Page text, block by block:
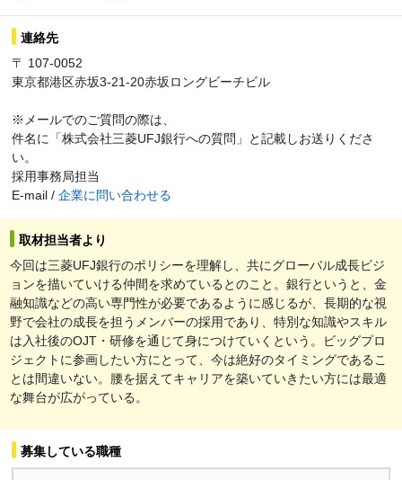
連絡先
〒 107-0052
東京都港区赤坂3-21-20赤坂ロングビーチビル
※メールでのご質問の際は、
件名に「株式会社三菱UFJ銀行への質問」と記載しお送りくださ
い。
採用事務局担当
E-mail / 企業に問い合わせる
取材担当者より
今回は三菱UFJ銀行のポリシーを理解し、共にグローバル成長ビジ
ョンを描いていける仲間を求めているとのこと。銀行というと、金
融知識などの高い専門性が必要であるように感じるが、長期的な視
野で会社の成長を担うメンバーの採用であり、特別な知識やスキル
は入社後のOJT・研修を通じて身につけていくという。ビッグプロ
ジェクトに参画したい方にとって、今は絶好のタイミングであるこ
とは間違いない。腰を据えてキャリアを築いていきたい方には最適
な舞台が広がっている。
募集している職種